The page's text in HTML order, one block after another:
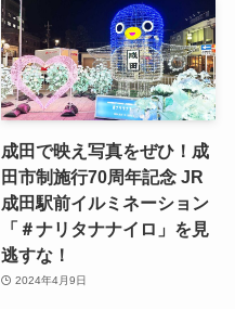
成田で映え写真をぜひ！成
田市制施行70周年記念 JR
成田駅前イルミネーション
「＃ナリタナナイロ」を見
逃すな！
2024年4月9日